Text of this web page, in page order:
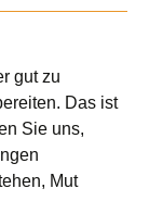
gut zu
Das ist
Sie uns,
Mut